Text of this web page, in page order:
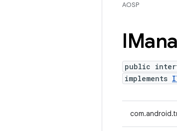
AOSP
public
implements